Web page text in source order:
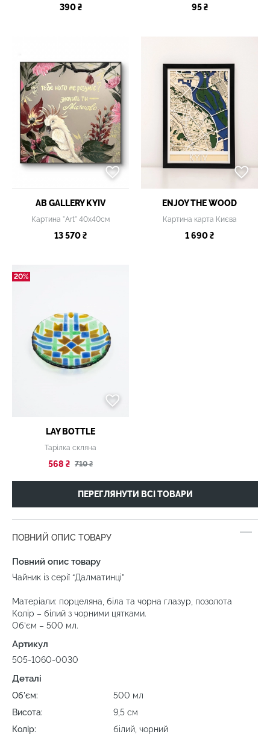
390 ₴ 95 ₴
AB GALLERY KYIV
Картина "Art" 40х40см
13 570 ₴
ENJOY THE WOOD
Картина карта Києва
1 690 ₴
20%
LAY BOTTLE
Тарілка скляна
568 ₴ 710 ₴
ПЕРЕГЛЯНУТИ ВСІ ТОВАРИ
ПОВНИЙ ОПИС ТОВАРУ
Повний опис товару
Чайник із серії “Далматинці”
Матеріали: порцеляна, біла та чорна глазур, позолота
Колір – білий з чорними цятками.
Об’єм – 500 мл.
Артикул
505-1060-0030
Деталі
Об'єм:
500 мл
Висота:
9,5 см
Колір:
білий, чорний